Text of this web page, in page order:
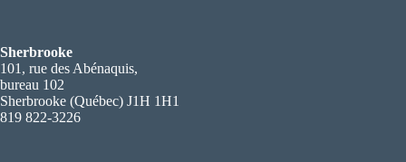
Sherbrooke
101, rue des Abénaquis,
bureau 102
Sherbrooke (Québec) J1H 1H1
819 822-3226